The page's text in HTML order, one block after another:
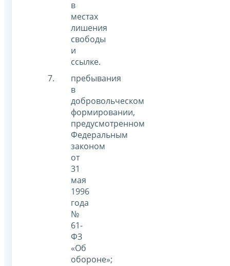
в
местах
лишения
свободы
и
ссылке.
пребывания
в
добровольческом
формировании,
предусмотренном
Федеральным
законом
от
31
мая
1996
года
№
61-
ФЗ
«Об
обороне»;